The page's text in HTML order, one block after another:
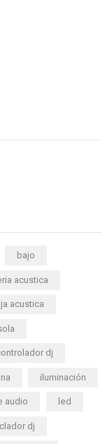
bajo
acustica
acustica
dj
iluminación
audio led
dj